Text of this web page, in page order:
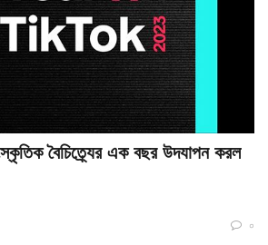
বৈচিত্র্যের এক বছর উদযাপন করল
০